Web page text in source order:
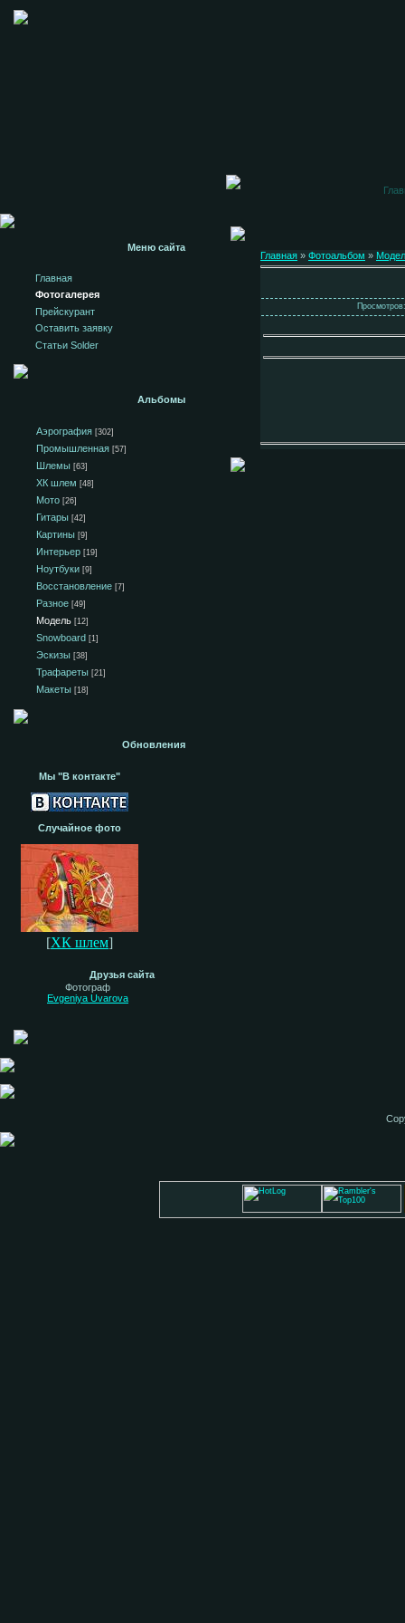
Меню сайта
Главная
Фотогалерея
Прейскурант
Оставить заявку
Статьи Solder
Альбомы
Аэрография [302]
Промышленная [57]
Шлемы [63]
ХК шлем [48]
Мото [26]
Гитары [42]
Картины [9]
Интерьер [19]
Ноутбуки [9]
Восстановление [7]
Разное [49]
Модель [12]
Snowboard [1]
Эскизы [38]
Трафареты [21]
Макеты [18]
Обновления
Мы "В контакте"
Случайное фото
[ХК шлем]
Друзья сайта
Фотограф
Evgeniya Uvarova
Главная » Фотоальбом »